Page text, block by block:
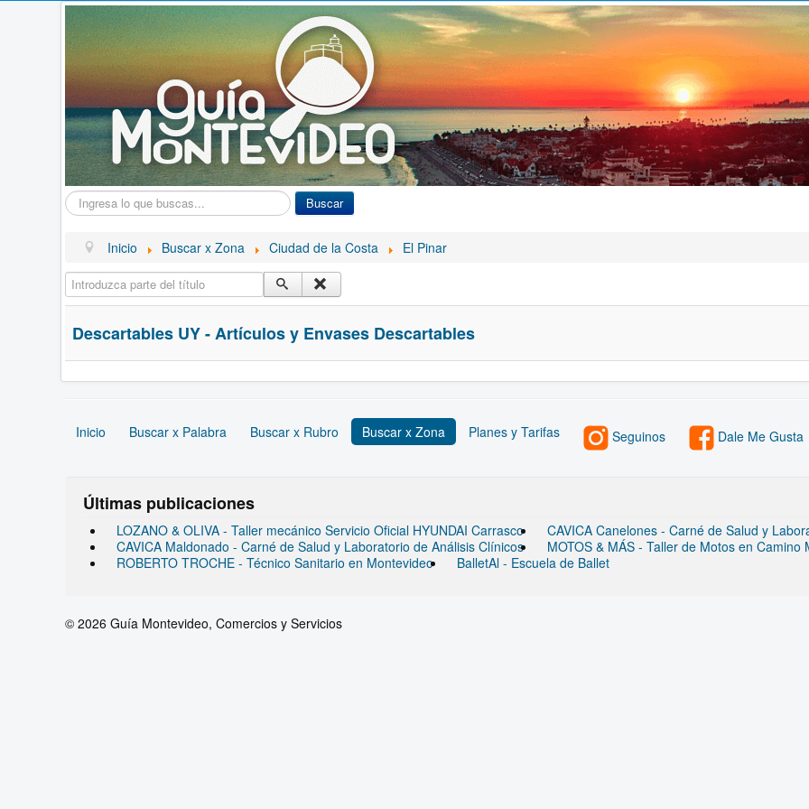
Buscar... Buscar
Inicio Buscar x Zona Ciudad de la Costa El Pinar
Introduzca parte del título
Descartables UY - Artículos y Envases Descartables
Inicio Buscar x Palabra Buscar x Rubro Buscar x Zona Planes y Tarifas Seguinos Dale Me Gusta
Últimas publicaciones
LOZANO & OLIVA - Taller mecánico Servicio Oficial HYUNDAI Carrasco
CAVICA Canelones - Carné de Salud y
CAVICA Maldonado - Carné de Salud y Laboratorio de Análisis Clínicos
MOTOS & MÁS - Taller de Motos en Camino
ROBERTO TROCHE - Técnico Sanitario en Montevideo
BalletAl - Escuela de Ballet
© 2026 Guía Montevideo, Comercios y Servicios